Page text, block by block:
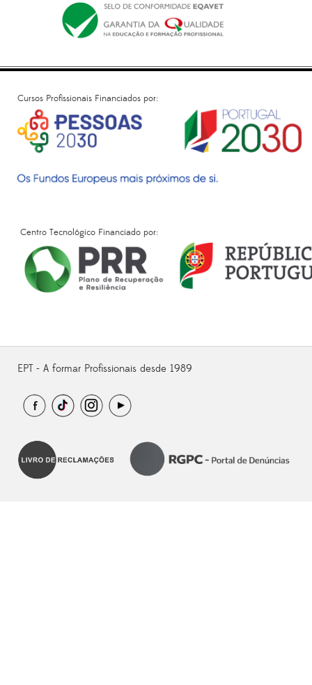
Cursos Profissionais Financiados por:
Centro Tecnológico Financiado por:
EPT - A formar Profissionais desde 1989